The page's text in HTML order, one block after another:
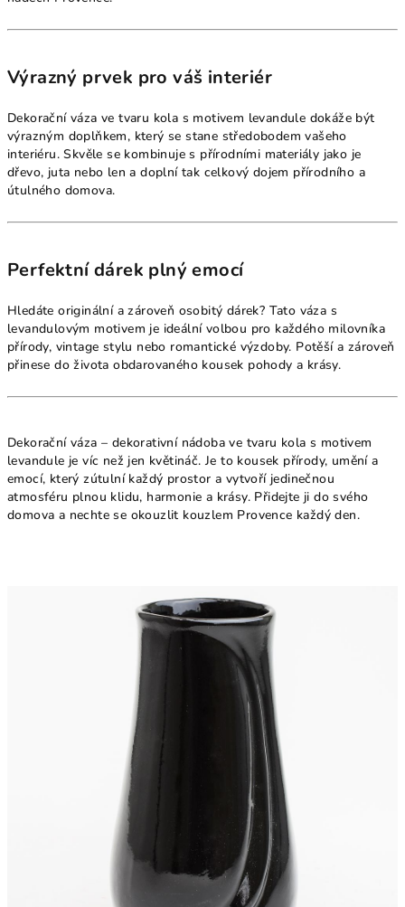
Výrazný prvek pro váš interiér
Dekorační váza ve tvaru kola s motivem levandule dokáže být
výrazným doplňkem, který se stane středobodem vašeho
interiéru. Skvěle se kombinuje s přírodními materiály jako je
dřevo, juta nebo len a doplní tak celkový dojem přírodního a
útulného domova.
Perfektní dárek plný emocí
Hledáte originální a zároveň osobitý dárek? Tato váza s
levandulovým motivem je ideální volbou pro každého milovníka
přírody, vintage stylu nebo romantické výzdoby. Potěší a zároveň
přinese do života obdarovaného kousek pohody a krásy.
Dekorační váza – dekorativní nádoba ve tvaru kola s motivem
levandule je víc než jen květináč. Je to kousek přírody, umění a
emocí, který zútulní každý prostor a vytvoří jedinečnou
atmosféru plnou klidu, harmonie a krásy. Přidejte ji do svého
domova a nechte se okouzlit kouzlem Provence každý den.